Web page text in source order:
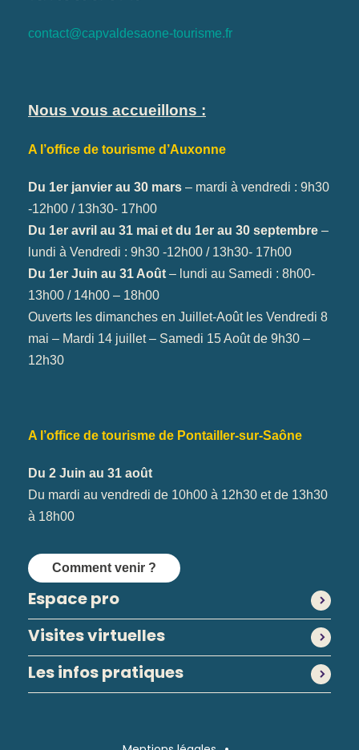
contact@capvaldesaone-tourisme.fr
Nous vous accueillons :
A l’office de tourisme d’Auxonne
Du 1er janvier au 30 mars – mardi à vendredi : 9h30
-12h00 / 13h30- 17h00
Du 1er avril au 31 mai et du 1er au 30 septembre –
lundi à Vendredi : 9h30 -12h00 / 13h30- 17h00
Du 1er Juin au 31 Août – lundi au Samedi : 8h00-
13h00 / 14h00 – 18h00
Ouverts les dimanches en Juillet-Août les Vendredi 8
mai – Mardi 14 juillet – Samedi 15 Août de 9h30 –
12h30
A l’office de tourisme de Pontailler-sur-Saône
Du 2 Juin au 31 août
Du mardi au vendredi de 10h00 à 12h30 et de 13h30
à 18h00
Comment venir ?
Espace pro
Visites virtuelles
Les infos pratiques